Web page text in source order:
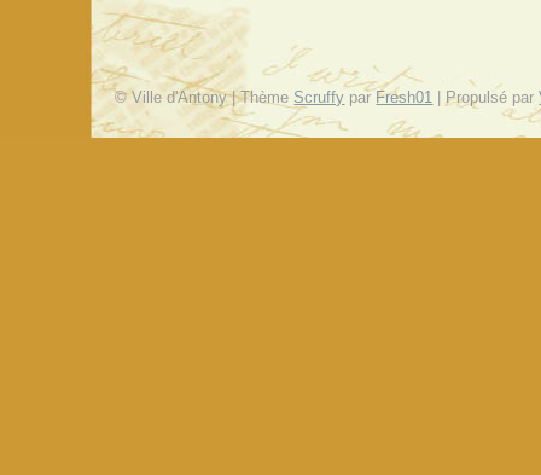
© Ville d'Antony | Thème Scruffy par Fresh01 | Propulsé par